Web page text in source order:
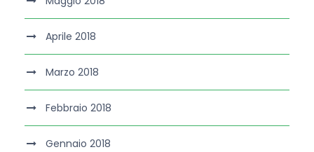
Aprile 2018
Marzo 2018
Febbraio 2018
Gennaio 2018